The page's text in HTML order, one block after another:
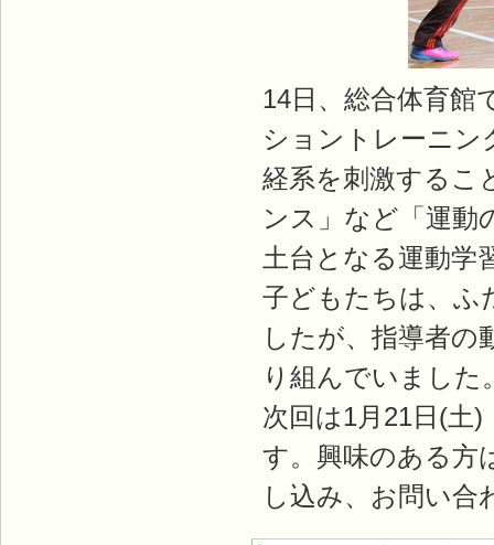
14日、総合体育館
ショントレーニン
経系を刺激するこ
ンス」など「運動
土台となる運動学
子どもたちは、ふ
したが、指導者
り組んでいました
次回は1月21日(土
す。興味のある方
し込み、お問い合